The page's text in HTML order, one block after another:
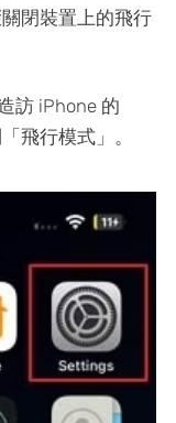
閉裝置上的飛行
訪 iPhone 的
飛行模式」。